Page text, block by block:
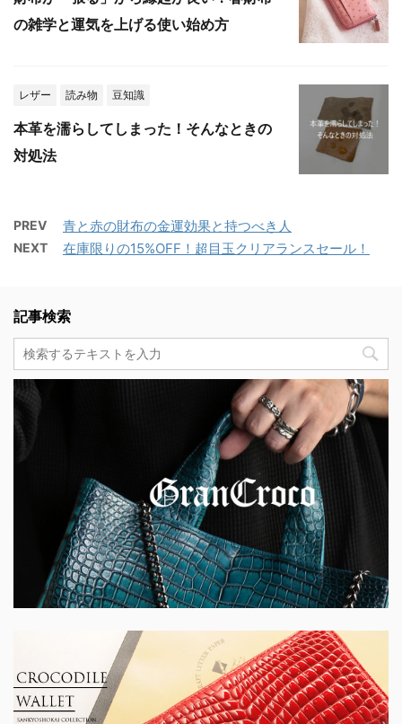
の雑学と運気を上げる使い始め方
レザー 読み物 豆知識
本革を濡らしてしまった！そんなときの
対処法
PREV 青と赤の財布の金運効果と持つべき人
NEXT 在庫限りの15%OFF！超目玉クリアランスセール！
記事検索